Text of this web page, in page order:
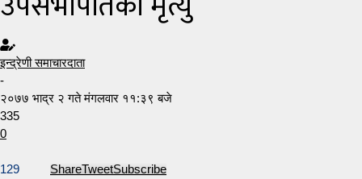
इन्द्रेणी समाचारदाता
-
२०७७ भाद्र २ गते मंगलवार ११:३९ बजे
335
0
129
ShareTweetSubscribe